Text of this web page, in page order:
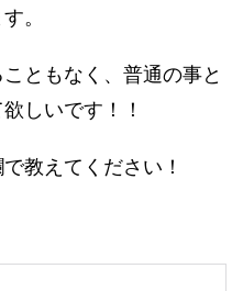
。
ともなく、普通の事と
しいです！！
教えてください！